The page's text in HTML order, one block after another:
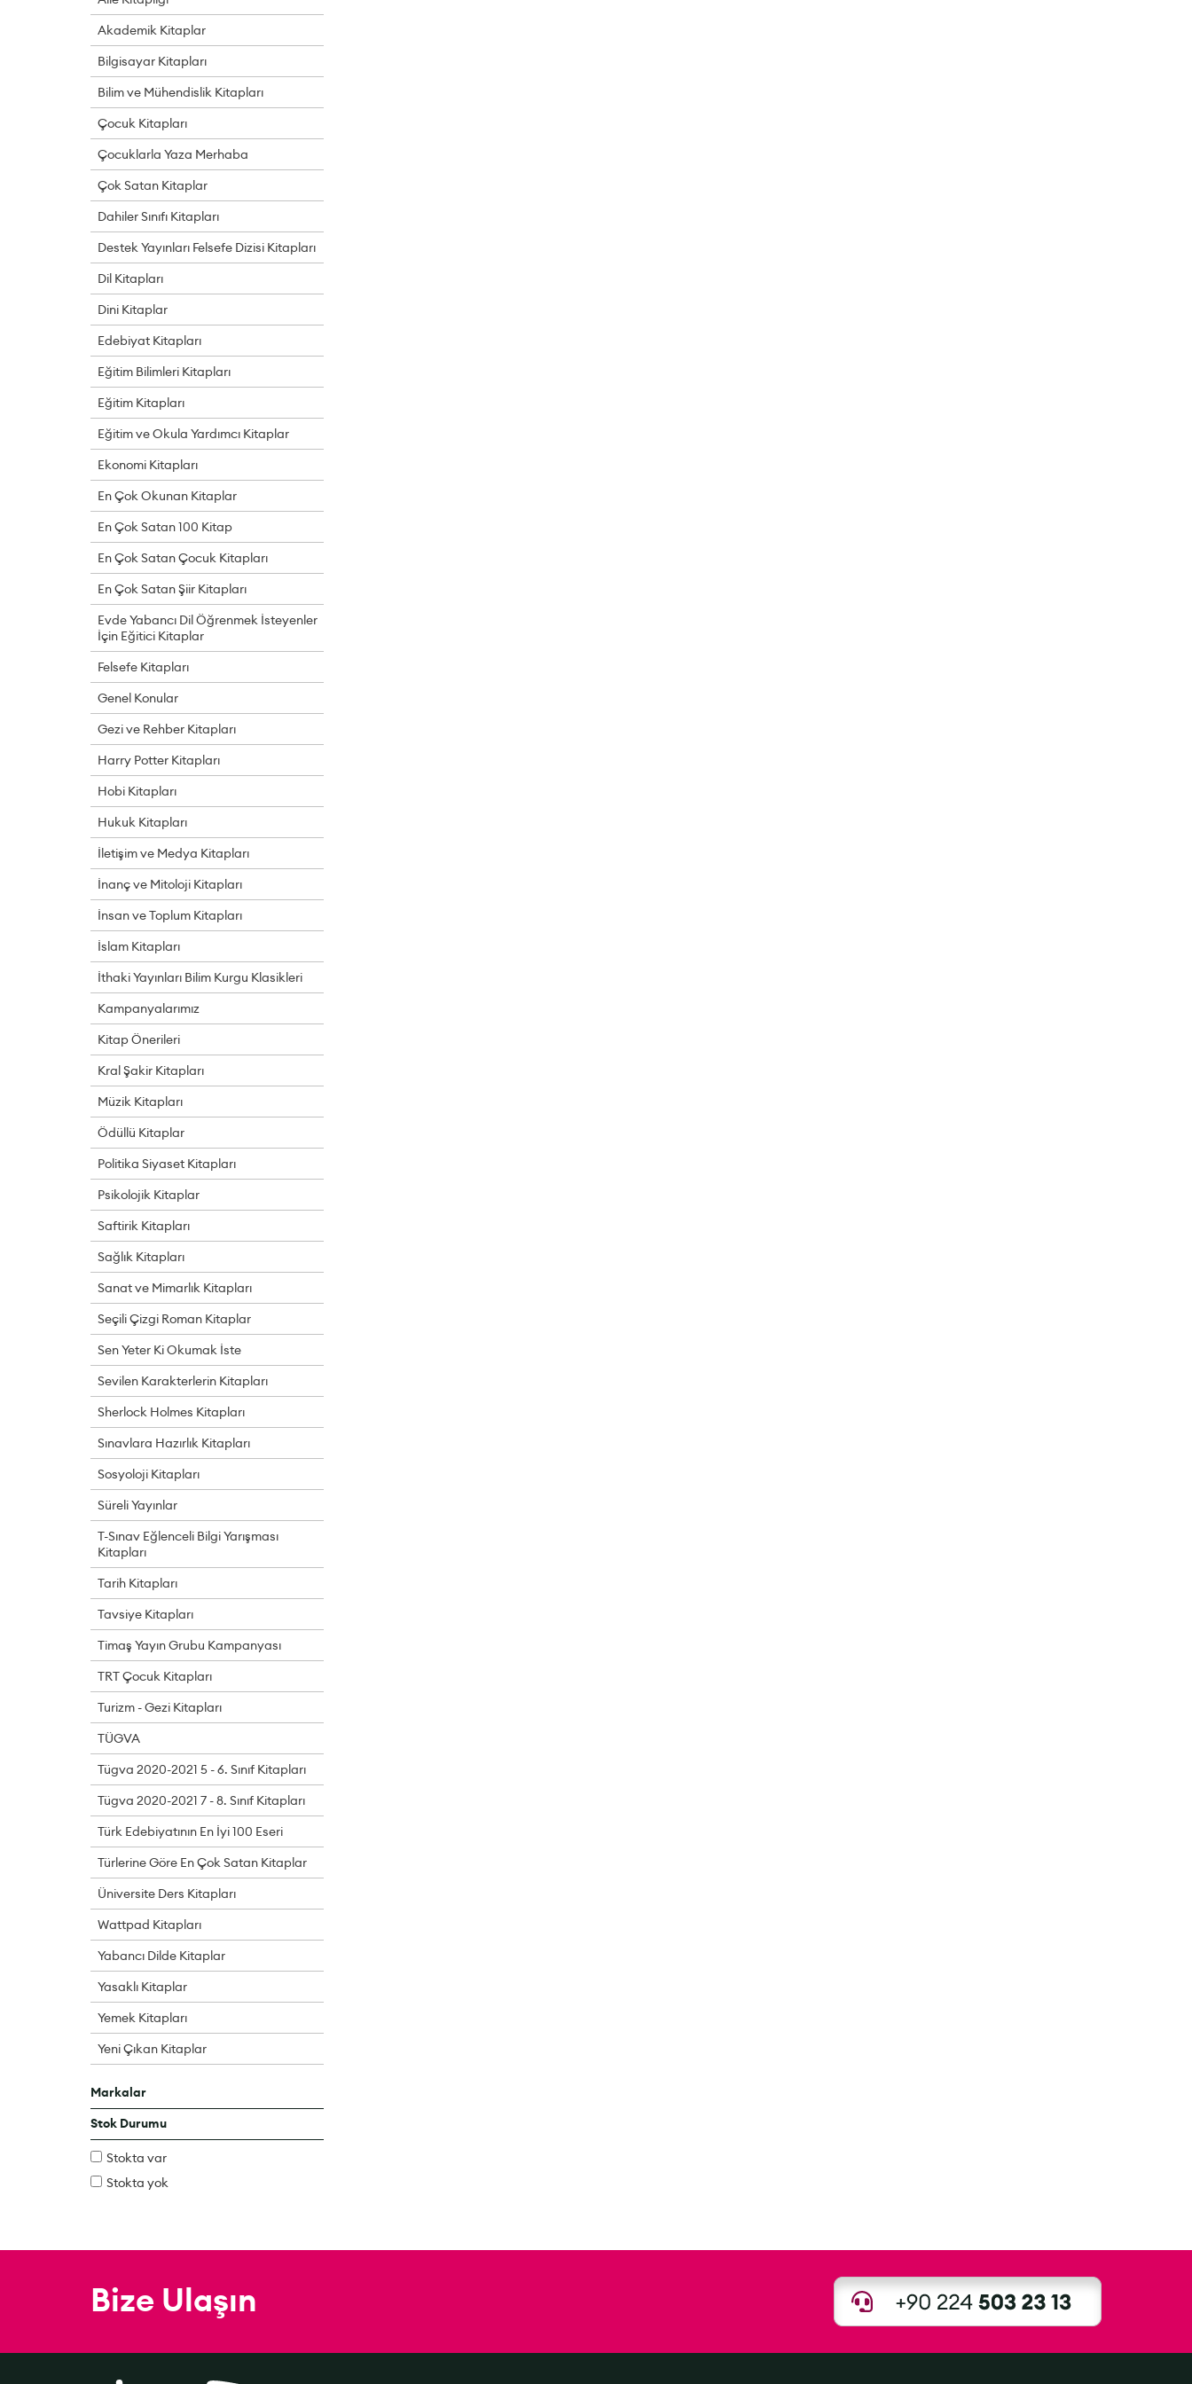
Akademik Kitaplar
Bilgisayar Kitapları
Bilim ve Mühendislik Kitapları
Çocuk Kitapları
Çocuklarla Yaza Merhaba
Çok Satan Kitaplar
Dahiler Sınıfı Kitapları
Destek Yayınları Felsefe Dizisi Kitapları
Dil Kitapları
Dini Kitaplar
Edebiyat Kitapları
Eğitim Bilimleri Kitapları
Eğitim Kitapları
Eğitim ve Okula Yardımcı Kitaplar
Ekonomi Kitapları
En Çok Okunan Kitaplar
En Çok Satan 100 Kitap
En Çok Satan Çocuk Kitapları
En Çok Satan Şiir Kitapları
Evde Yabancı Dil Öğrenmek İsteyenler
İçin Eğitici Kitaplar
Felsefe Kitapları
Genel Konular
Gezi ve Rehber Kitapları
Harry Potter Kitapları
Hobi Kitapları
Hukuk Kitapları
İletişim ve Medya Kitapları
İnanç ve Mitoloji Kitapları
İnsan ve Toplum Kitapları
İslam Kitapları
İthaki Yayınları Bilim Kurgu Klasikleri
Kampanyalarımız
Kitap Önerileri
Kral Şakir Kitapları
Müzik Kitapları
Ödüllü Kitaplar
Politika Siyaset Kitapları
Psikolojik Kitaplar
Saftirik Kitapları
Sağlık Kitapları
Sanat ve Mimarlık Kitapları
Seçili Çizgi Roman Kitaplar
Sen Yeter Ki Okumak İste
Sevilen Karakterlerin Kitapları
Sherlock Holmes Kitapları
Sınavlara Hazırlık Kitapları
Sosyoloji Kitapları
Süreli Yayınlar
T-Sınav Eğlenceli Bilgi Yarışması
Kitapları
Tarih Kitapları
Tavsiye Kitapları
Timaş Yayın Grubu Kampanyası
TRT Çocuk Kitapları
Turizm - Gezi Kitapları
TÜGVA
Tügva 2020-2021 5 - 6. Sınıf Kitapları
Tügva 2020-2021 7 - 8. Sınıf Kitapları
Türk Edebiyatının En İyi 100 Eseri
Türlerine Göre En Çok Satan Kitaplar
Üniversite Ders Kitapları
Wattpad Kitapları
Yabancı Dilde Kitaplar
Yasaklı Kitaplar
Yemek Kitapları
Yeni Çıkan Kitaplar
Markalar
Stok Durumu
Stokta var
Stokta yok
Bize Ulaşın